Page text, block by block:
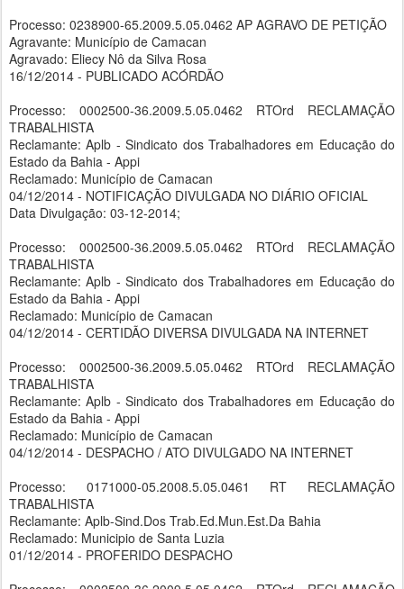
Processo: 0238900-65.2009.5.05.0462 AP AGRAVO DE PETIÇÃO
Agravante: Município de Camacan
Agravado: Eliecy Nô da Silva Rosa
16/12/2014 - PUBLICADO ACÓRDÃO
Processo: 0002500-36.2009.5.05.0462 RTOrd RECLAMAÇÃO
TRABALHISTA
Reclamante: Aplb - Sindicato dos Trabalhadores em Educação do
Estado da Bahia - Appi
Reclamado: Município de Camacan
04/12/2014 - NOTIFICAÇÃO DIVULGADA NO DIÁRIO OFICIAL
Data Divulgação: 03-12-2014;
Processo: 0002500-36.2009.5.05.0462 RTOrd RECLAMAÇÃO
TRABALHISTA
Reclamante: Aplb - Sindicato dos Trabalhadores em Educação do
Estado da Bahia - Appi
Reclamado: Município de Camacan
04/12/2014 - CERTIDÃO DIVERSA DIVULGADA NA INTERNET
Processo: 0002500-36.2009.5.05.0462 RTOrd RECLAMAÇÃO
TRABALHISTA
Reclamante: Aplb - Sindicato dos Trabalhadores em Educação do
Estado da Bahia - Appi
Reclamado: Município de Camacan
04/12/2014 - DESPACHO / ATO DIVULGADO NA INTERNET
Processo: 0171000-05.2008.5.05.0461 RT RECLAMAÇÃO
TRABALHISTA
Reclamante: Aplb-Sind.Dos Trab.Ed.Mun.Est.Da Bahia
Reclamado: Municipio de Santa Luzia
01/12/2014 - PROFERIDO DESPACHO